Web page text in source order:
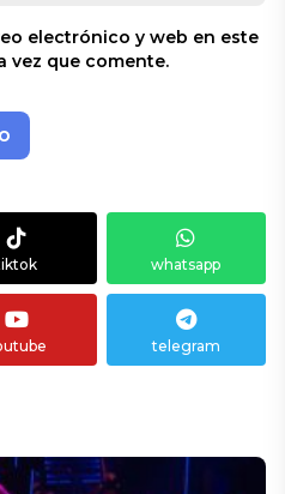
electrónico y web en este
vez que comente.
whatsapp
telegram